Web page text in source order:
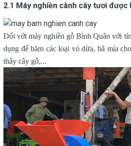
2.1 Máy nghiền cành cây tươi được
Đối với máy nghiền gỗ Bình Quân với
dụng để băm các loại vỏ dừa, bã mía
thây cây gỗ,...